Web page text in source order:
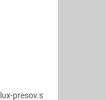
lux-presov.s